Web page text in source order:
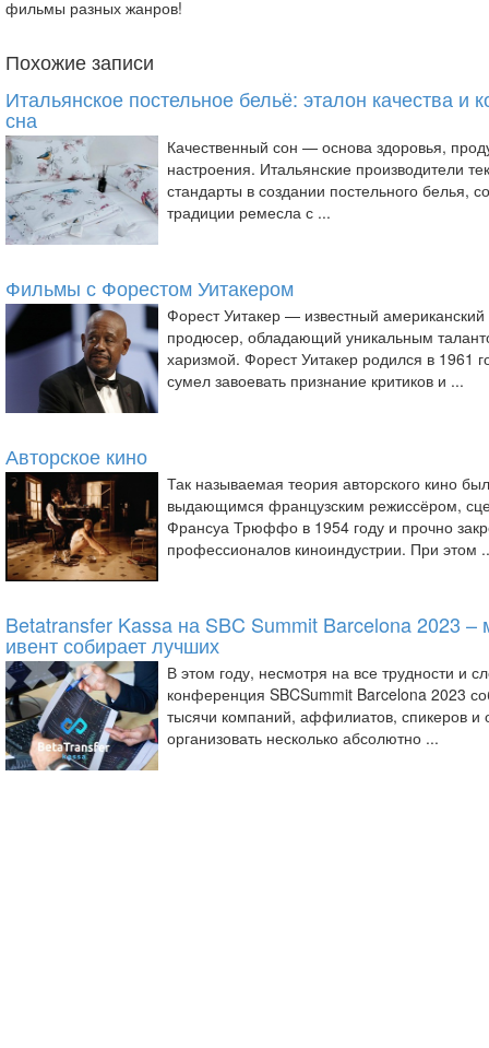
фильмы разных жанров!
Похожие записи
Итальянское постельное бельё: эталон качества и
сна
Качественный сон — основа здоровья,
настроения. Итальянские производители
стандарты в создании постельного белья,
традиции ремесла с ...
Фильмы с Форестом Уитакером
Форест Уитакер — известный
продюсер, обладающий уникальным
харизмой. Форест Уитакер родился в 1961
сумел завоевать признание критиков и ...
Авторское кино
Так называемая теория авторского кино
выдающимся французским режиссёром,
Франсуа Трюффо в 1954 году и прочно
профессионалов киноиндустрии. При этом
Betatransfer Kassa на SBC Summit Barcelona 2023
ивент собирает лучших
В этом году, несмотря на все трудности и
конференция SBCSummit Barcelona 2023
тысячи компаний, аффилиатов, спикеров и
организовать несколько абсолютно ...